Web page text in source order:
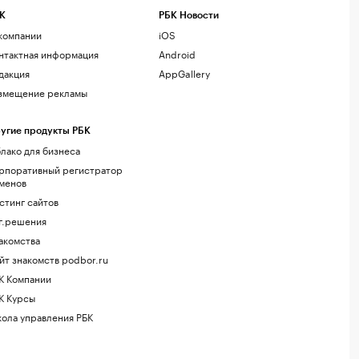
информация
рекламы
продукты РБК
для бизнеса
регистратор
сайтов
знакомств podbor.ru
Компании
Курсы
управления РБК
РБК Новости
iOS
Android
AppGallery